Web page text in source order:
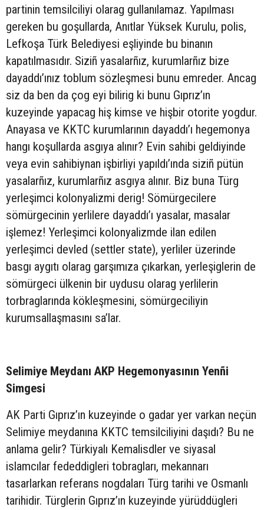
partinin temsilciliyi olarag gullanılamaz. Yapılması
gereken bu goşullarda, Anıtlar Yüksek Kurulu, polis,
Lefkoşa Türk Belediyesi eşliyinde bu binanın
kapatılmasıdır. Siziñ yasalarñız, kurumlarñız bize
dayaddı’ınız toblum sözleşmesi bunu emreder. Ancag
siz da ben da çog eyi bilirig ki bunu Gıprız’ın
kuzeyinde yapacag hiş kimse ve hişbir otorite yogdur.
Anayasa ve KKTC kurumlarının dayaddı’ı hegemonya
hangı koşullarda asgıya alınır? Evin sahibi geldiyinde
veya evin sahibiynan işbirliyi yapıldı’ında siziñ pütün
yasalarñız, kurumlarñız asgıya alınır. Biz buna Türg
yerleşimci kolonyalizmi derig! Sömürgecilere
sömürgecinin yerlilere dayaddı’ı yasalar, masalar
işlemez! Yerleşimci kolonyalizmde ilan edilen
yerleşimci devled (settler state), yerliler üzerinde
basgı aygıtı olarag garşımıza çıkarkan, yerleşiglerin de
sömürgeci ülkenin bir uydusu olarag yerlilerin
torbraglarında kökleşmesini, sömürgeciliyin
kurumsallaşmasını sa’lar.
Selimiye Meydanı AKP Hegemonyasının Yenñi
Simgesi
AK Parti Gıprız’ın kuzeyinde o gadar yer varkan neçün
Selimiye meydanına KKTC temsilciliyini daşıdı? Bu ne
anlama gelir? Türkiyalı Kemalisdler ve siyasal
islamcılar fededdigleri tobragları, mekannarı
tasarlarkan referans nogdaları Türg tarihi ve Osmanlı
tarihidir. Türglerin Gıprız’ın kuzeyinde yürüddügleri